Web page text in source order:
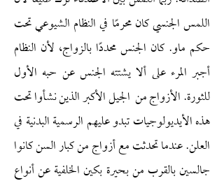
اللمس الجنسي كان محرمًا في النظام الشيوعي تحت
حكم ماو. كان الجنس محددًا بالزواج، لأن النظام
أجبر المرء على ألا يشتته الجنس عن حبه الأول
للثورة. الأزواج من الجيل الأكبر الذين نشأوا تحت
هذه الأيديولوجيات تبدو عليهم الرسمية البدنية في
العلن. عندما تحدثت مع أزواج من كبار السن كانوا
جالسين بالقرب من بحيرة بكين الخلفية عن أنواع